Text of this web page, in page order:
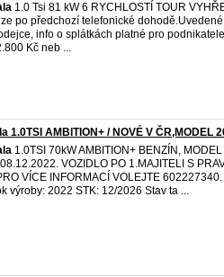
1.0 Tsi 81 kW 6 RYCHLOSTÍ TOUR
po předchozí telefonické
info o splátkách platné pro
Kč neb ...
1.0TSI AMBITION+ / NOVÉ V ČR,MODEL
1.0TSI 70kW AMBITION+ BENZÍN,
VOZIDLO PO 1.MAJITELI S
VÍCE INFORMACÍ VOLEJTE
výroby: 2022 STK: 12/2026 Stav ta ...